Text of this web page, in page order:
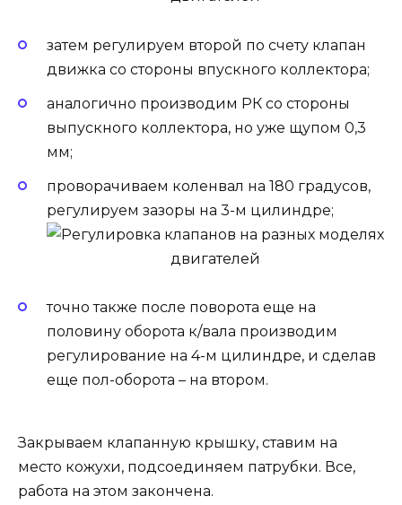
затем регулируем второй по счету клапан
движка со стороны впускного коллектора;
аналогично производим РК со стороны
выпускного коллектора, но уже щупом 0,3
мм;
проворачиваем коленвал на 180 градусов,
регулируем зазоры на 3-м цилиндре;
точно также после поворота еще на
половину оборота к/вала производим
регулирование на 4-м цилиндре, и сделав
еще пол-оборота – на втором.
Закрываем клапанную крышку, ставим на
место кожухи, подсоединяем патрубки. Все,
работа на этом закончена.